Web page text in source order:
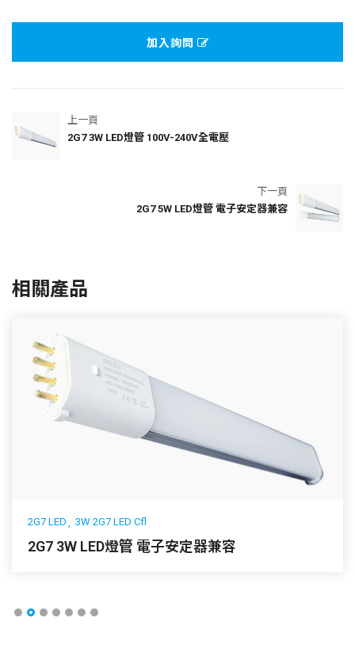
加入詢問
上一頁
2G7 3W LED燈管 100V-240V全電壓
下一頁
2G7 5W LED燈管 電子安定器兼容
相關產品
2G7 LED 3W 2G7 LED Cfl
2G7 3W LED燈管 電子安定器兼容